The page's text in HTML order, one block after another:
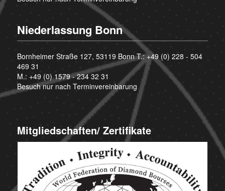
Niederlassung Bonn
Bornheimer Straße 127, 53119 Bonn T.:+49 (0) 228 - 504
469 31
M.: +49 (0) 1579 - 234 32 31
Besuch nur nach Terminvereinbarung
Mitgliedschaften/ Zertifikate